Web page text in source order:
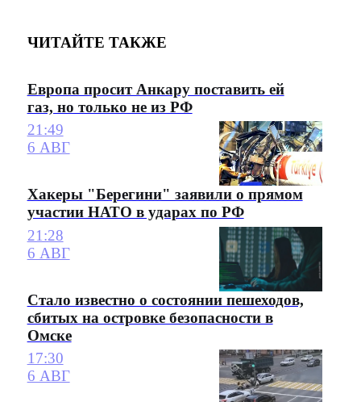
ЧИТАЙТЕ ТАКЖЕ
Европа просит Анкару поставить ей
газ, но только не из РФ
21:49
6 АВГ
Хакеры "Берегини" заявили о прямом
участии НАТО в ударах по РФ
21:28
6 АВГ
Стало известно о состоянии пешеходов,
сбитых на островке безопасности в
Омске
17:30
6 АВГ